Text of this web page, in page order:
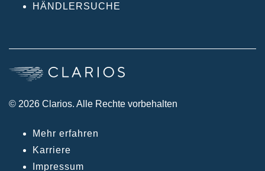
HÄNDLERSUCHE
© 2026 Clarios. Alle Rechte vorbehalten
Mehr erfahren
Karriere
Impressum